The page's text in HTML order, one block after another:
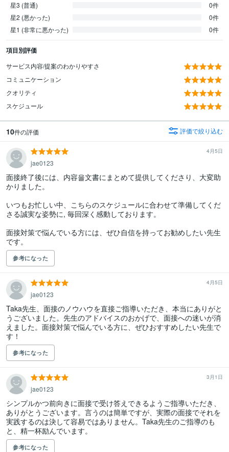
星3 (普通)
0件
星2 (悪かった)
0件
星1 (非常に悪かった)
0件
項目別評価
サービス内容/提案のわかりやすさ
コミュニケーション
クオリティ
スケジュール
10件の評価 評価で絞り込む
4月5日
jae0123
面接終了後には、内容을文書にまとめて提供してくださり、大変助
かりました。
いつもお忙しい中、こちらのスケジュールに合わせて準備してくだ
さる誠実な姿勢に, 毎回深く感動しております。
面接対策で悩んでいる方には、ぜひ自信を持ってお勧めしたい先生
です。
参考になった
4月5日
jae0123
Taka先生、面接のノウハウを直接ご指導いただき、本当にありがと
うございました。先生のアドバイスのおかげで、面接への迷いが消
えました。面接対策で悩んでいる方に、ぜひおすすめしたい先生で
す！
参考になった
3月1日
jae0123
シンプルかつ前向きに面接で受け答えできるようご指導いただき、
ありがとうございます。言うのは簡単ですが、実際の面接でそれを
実践するのは決して容易ではありません。Taka先生のご指導のも
と、精一杯励んでいます。
参考になった